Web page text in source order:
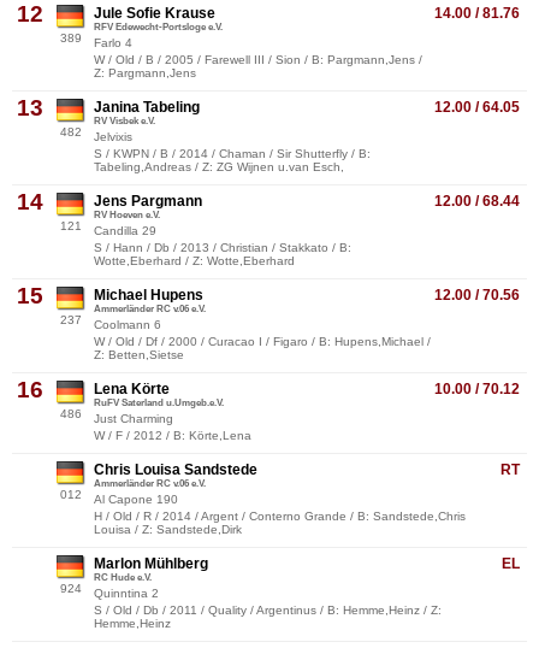
12
389
14.00 / 81.76
Jule Sofie Krause
RFV Edewecht-Portsloge e.V.
Farlo 4
W / Old / B / 2005 / Farewell III / Sion / B: Pargmann,Jens /
Z: Pargmann,Jens
13
482
12.00 / 64.05
Janina Tabeling
RV Visbek e.V.
Jelvixis
S / KWPN / B / 2014 / Chaman / Sir Shutterfly / B:
Tabeling,Andreas / Z: ZG Wijnen u.van Esch,
14
121
12.00 / 68.44
Jens Pargmann
RV Hoeven e.V.
Candilla 29
S / Hann / Db / 2013 / Christian / Stakkato / B:
Wotte,Eberhard / Z: Wotte,Eberhard
15
237
12.00 / 70.56
Michael Hupens
Ammerländer RC v.06 e.V.
Coolmann 6
W / Old / Df / 2000 / Curacao I / Figaro / B: Hupens,Michael /
Z: Betten,Sietse
16
486
10.00 / 70.12
Lena Körte
RuFV Saterland u.Umgeb.e.V.
Just Charming
W / F / 2012 / B: Körte,Lena
012
RT
Chris Louisa Sandstede
Ammerländer RC v.06 e.V.
Al Capone 190
H / Old / R / 2014 / Argent / Conterno Grande / B: Sandstede,Chris
Louisa / Z: Sandstede,Dirk
924
EL
Marlon Mühlberg
RC Hude e.V.
Quinntina 2
S / Old / Db / 2011 / Quality / Argentinus / B: Hemme,Heinz / Z:
Hemme,Heinz